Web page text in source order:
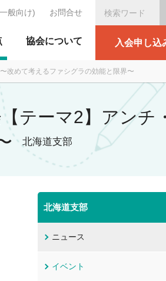
テーション協会
協会について 入会申し込
般向け) お問合せ
めて考えるファシグラの効能と限界〜
テーマ2】アンチ
北海道支部
北海道支部
ニュース
イベント